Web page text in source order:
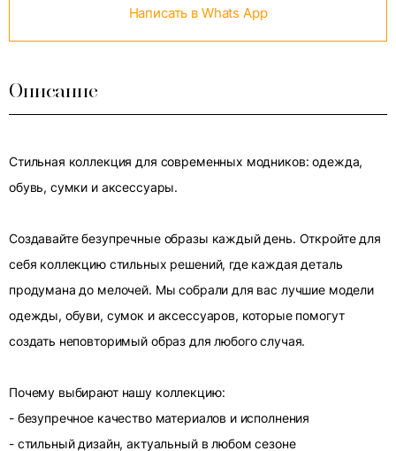
Написать в Whats App
Описание
Стильная коллекция для современных модников: одежда,
обувь, сумки и аксессуары.
Создавайте безупречные образы каждый день. Откройте для
себя коллекцию стильных решений, где каждая деталь
продумана до мелочей. Мы собрали для вас лучшие модели
одежды, обуви, сумок и аксессуаров, которые помогут
создать неповторимый образ для любого случая.
Почему выбирают нашу коллекцию:
- безупречное качество материалов и исполнения
- стильный дизайн, актуальный в любом сезоне